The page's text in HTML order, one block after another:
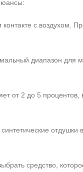
с воздухом.
диапазон для
от 2 до 5
отдушки
средство,